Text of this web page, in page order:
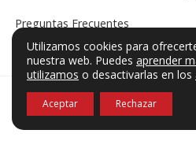
Preguntas Frecuentes
© VF Sound 2026. Todos los
Utilizamos cookies para
nuestra web. Puedes aprender
utilizamos o desactivarlas en los
Aceptar Rechazar